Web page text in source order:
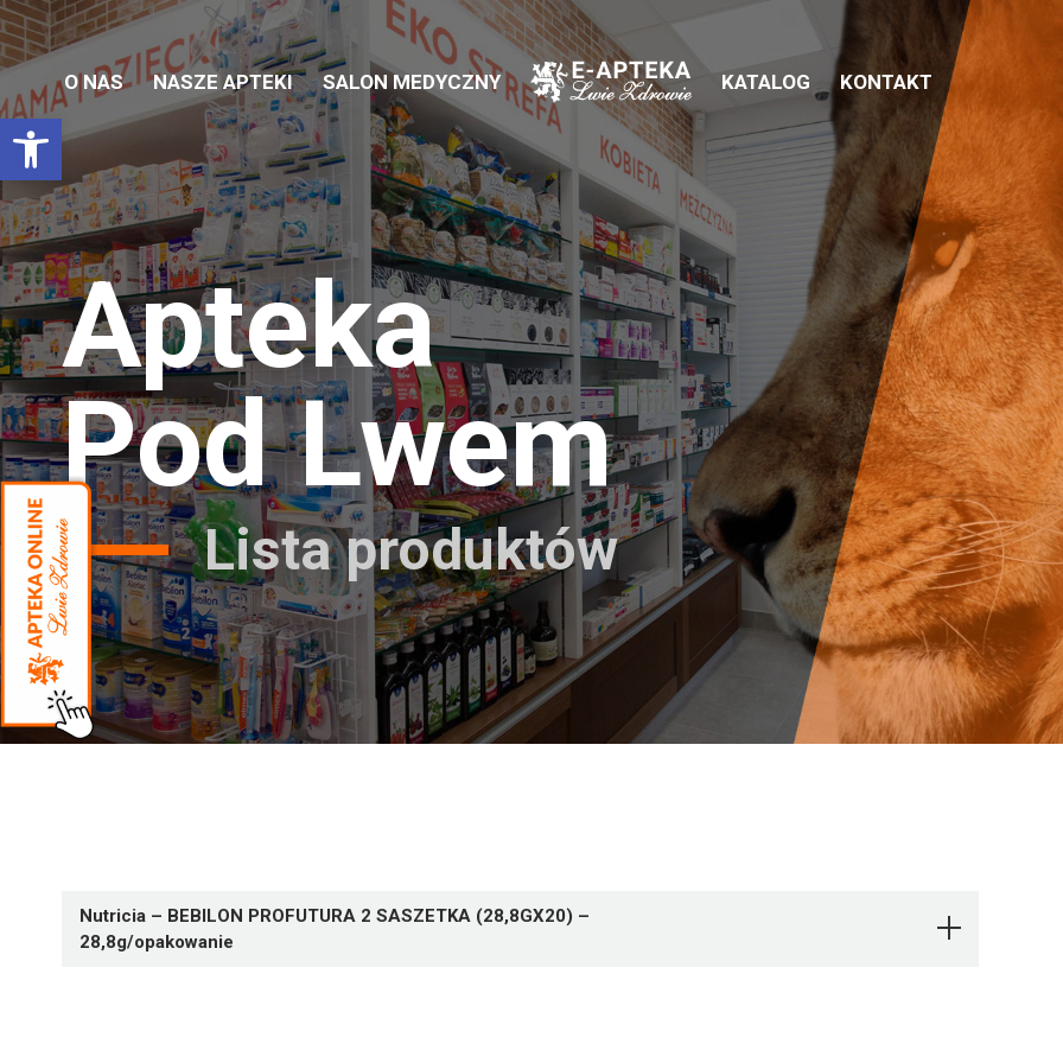
Otwórz pasek narzędzi
O NAS NASZE APTEKI SALON MEDYCZNY KATALOG KONTAKT
Apteka
Pod Lwem
Lista produktów
Nutricia – BEBILON PROFUTURA 2 SASZETKA (28,8GX20) –
28,8g/opakowanie